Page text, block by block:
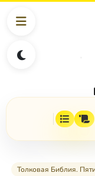
Толковая Библия.